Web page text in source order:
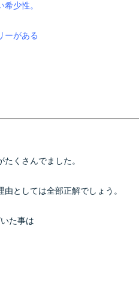
少性。
ーがある
くさんでました。
としては全部正解でしょう。
た事は